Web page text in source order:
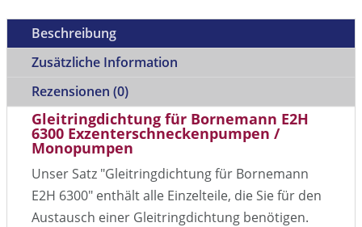
Beschreibung
Zusätzliche Information
Rezensionen (0)
Gleitringdichtung für Bornemann E2H
6300 Exzenterschneckenpumpen /
Monopumpen
Unser Satz "Gleitringdichtung für Bornemann
E2H 6300" enthält alle Einzelteile, die Sie für den
Austausch einer Gleitringdichtung benötigen.